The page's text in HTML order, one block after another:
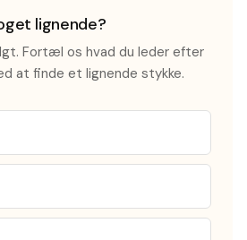
lignende?
Fortæl os hvad du leder efter
at finde et lignende stykke.